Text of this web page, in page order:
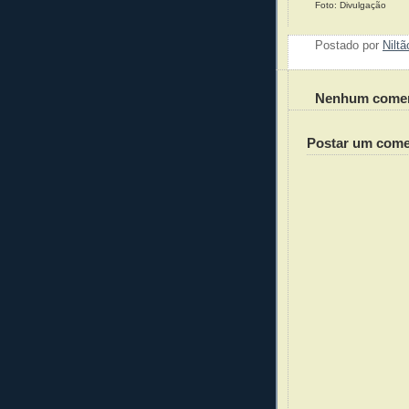
Foto: Divulgação
Postado por
Nenhum
Postar um